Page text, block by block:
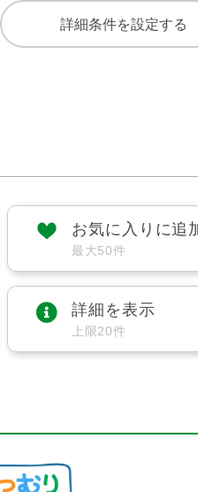
詳細条件を設定する
お気に入りに追
最大50件
詳細を表示
上限20件